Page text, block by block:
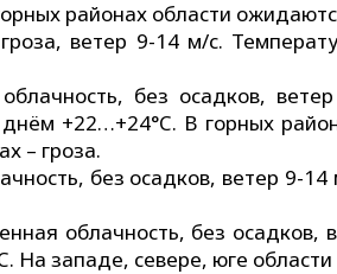
районах области
ветер 9-14 м/с.
без осадков,
+22…+24°C. В горных
– гроза.
без осадков, ветер 9-
облачность, без
На западе, севере, юге